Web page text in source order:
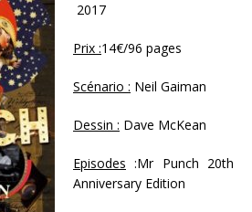
2017
Prix :14€/96 pages
Scénario : Neil Gaiman
Dessin : Dave McKean
Episodes :Mr Punch 20th
Anniversary Edition